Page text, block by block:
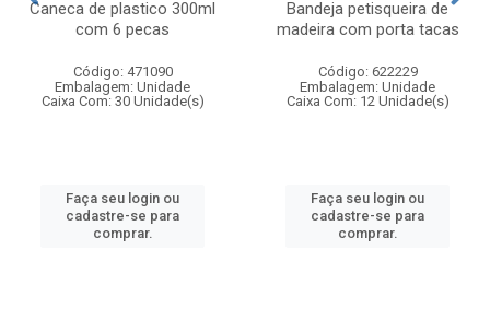
Caneca de plastico 300ml
com 6 pecas
Código: 471090
Embalagem: Unidade
Caixa Com: 30 Unidade(s)
Faça seu login ou
cadastre-se para
comprar.
Bandeja petisqueira de
madeira com porta tacas
Código: 622229
Embalagem: Unidade
Caixa Com: 12 Unidade(s)
Faça seu login ou
cadastre-se para
comprar.